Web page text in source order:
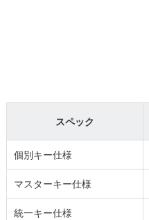
スペック
個別キー仕様
マスターキー仕様
統一キー仕様